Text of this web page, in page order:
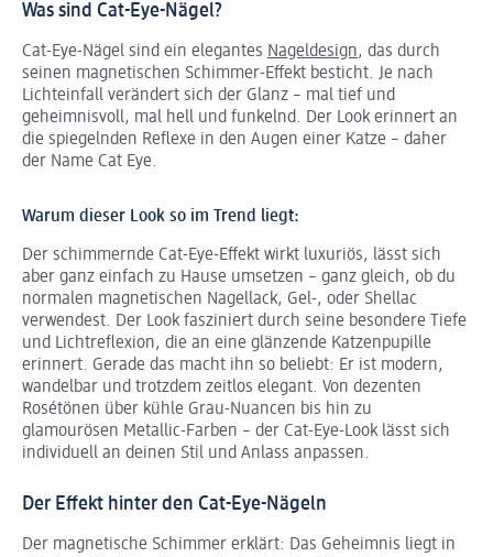
Was sind Cat-Eye-Nägel?
Cat-Eye-Nägel sind ein elegantes Nageldesign, das durch
seinen magnetischen Schimmer-Effekt besticht. Je nach
Lichteinfall verändert sich der Glanz – mal tief und
geheimnisvoll, mal hell und funkelnd. Der Look erinnert an
die spiegelnden Reflexe in den Augen einer Katze – daher
der Name Cat Eye.
Warum dieser Look so im Trend liegt:
Der schimmernde Cat-Eye-Effekt wirkt luxuriös, lässt sich
aber ganz einfach zu Hause umsetzen – ganz gleich, ob du
normalen magnetischen Nagellack, Gel-, oder Shellac
verwendest. Der Look fasziniert durch seine besondere Tiefe
und Lichtreflexion, die an eine glänzende Katzenpupille
erinnert. Gerade das macht ihn so beliebt: Er ist modern,
wandelbar und trotzdem zeitlos elegant. Von dezenten
Rosétönen über kühle Grau-Nuancen bis hin zu
glamourösen Metallic-Farben – der Cat-Eye-Look lässt sich
individuell an deinen Stil und Anlass anpassen.
Der Effekt hinter den Cat-Eye-Nägeln
Der magnetische Schimmer erklärt: Das Geheimnis liegt in